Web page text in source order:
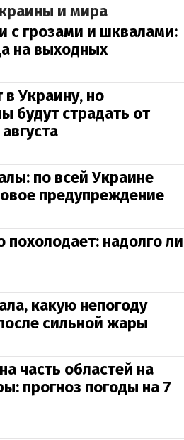
и мира
с грозами и шквалами:
на выходных
Украину, но
будут страдать от
по всей Украине
предупреждение
похолодает: надолго ли
какую непогоду
сильной жары
часть областей на
прогноз погоды на 7